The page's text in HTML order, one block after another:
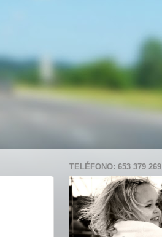
TELÉFONO: 653 379 269